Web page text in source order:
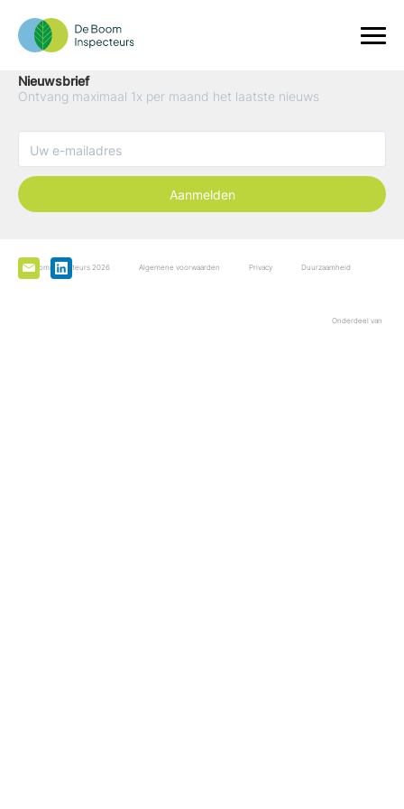
Nieuwsbrief
Ontvang maximaal 1x per maand het laatste nieuws
Aanmelden
De Boominspecteurs 2026 Algemene voorwaarden Privacy Duurzaamheid
Onderdeel van